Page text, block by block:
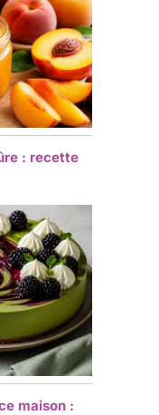
: recette
maison :